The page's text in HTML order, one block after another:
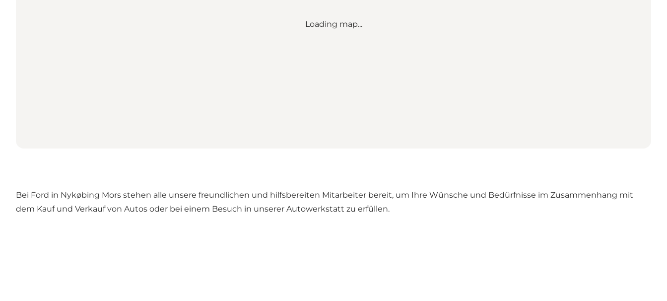
Loading map...
Bei Ford in Nykøbing Mors stehen alle unsere freundlichen und hilfsbereiten Mitarbeiter bereit, um Ihre Wünsche und Bedürfnisse im Zusammenhang mit
dem Kauf und Verkauf von Autos oder bei einem Besuch in unserer Autowerkstatt zu erfüllen.